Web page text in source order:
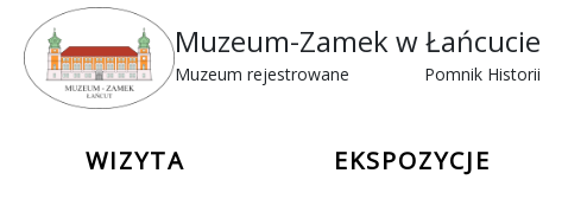
Muzeum-Zamek w Łańcucie
Muzeum rejestrowane Pomnik Historii
WIZYTA EKSPOZYCJE